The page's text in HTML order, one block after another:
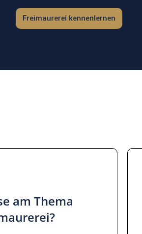
Freimaurerei kennenlernen
am Thema